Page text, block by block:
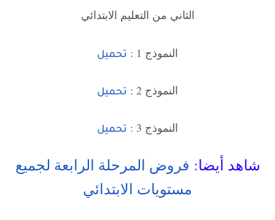
الثاني من التعليم الابتدائي
النموذج 1 : تحميل
النموذج 2 : تحميل
النموذج 3 : تحميل
شاهد أيضا: فروض المرحلة الرابعة لجميع
مستويات الابتدائي